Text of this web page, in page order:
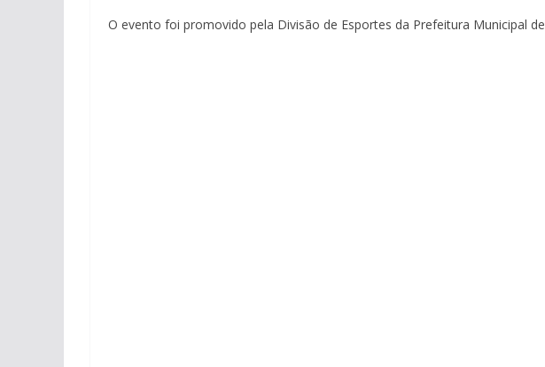
O evento foi promovido pela Divisão de Esportes da Prefeitura Municipal de